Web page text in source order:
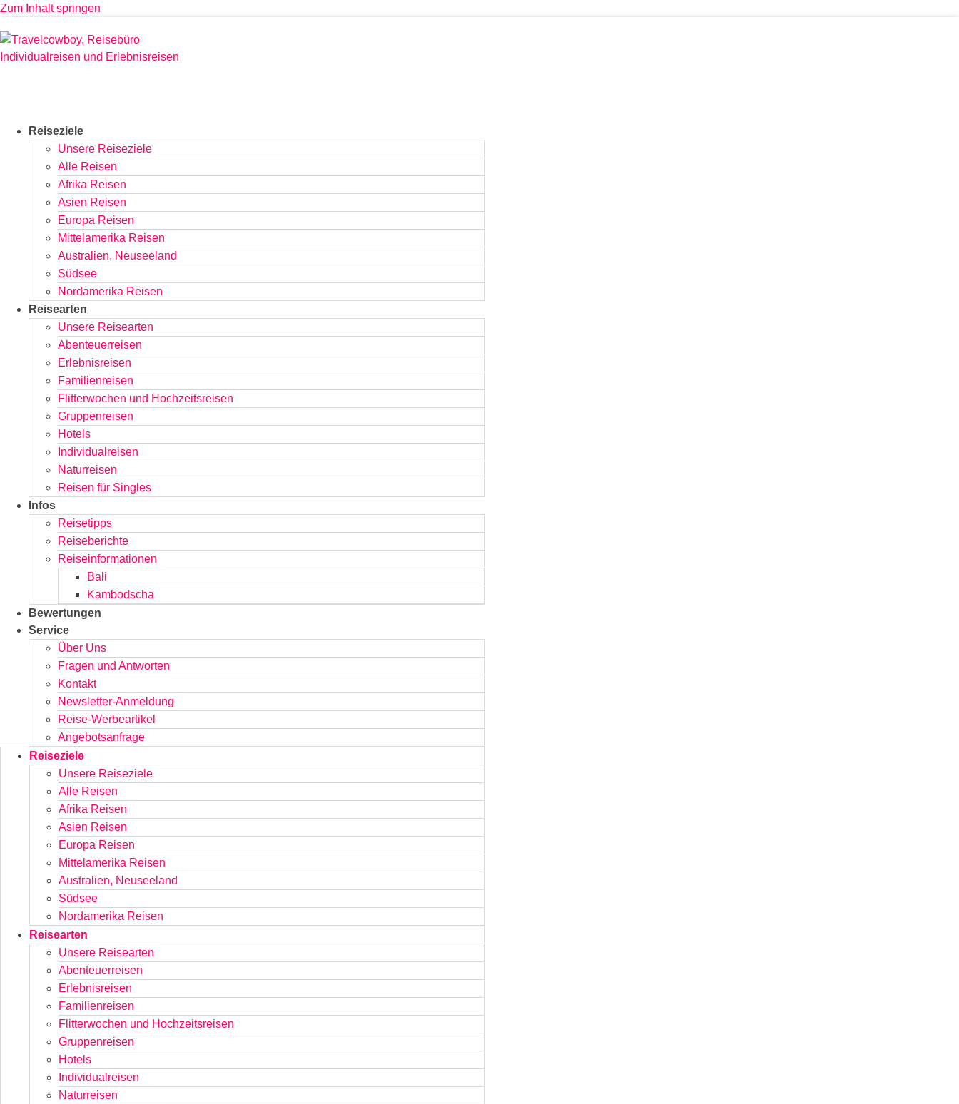
Zum Inhalt springen
Reiseziele
Unsere Reiseziele
Alle Reisen
Afrika Reisen
Asien Reisen
Europa Reisen
Mittelamerika Reisen
Australien, Neuseeland
Südsee
Nordamerika Reisen
Reisearten
Unsere Reisearten
Abenteuerreisen
Erlebnisreisen
Familienreisen
Flitterwochen und Hochzeitsreisen
Gruppenreisen
Hotels
Individualreisen
Naturreisen
Reisen für Singles
Infos
Reisetipps
Reiseberichte
Reiseinformationen
Bali
Kambodscha
Bewertungen
Service
Über Uns
Fragen und Antworten
Kontakt
Newsletter-Anmeldung
Reise-Werbeartikel
Angebotsanfrage
Reiseziele
Unsere Reiseziele
Alle Reisen
Afrika Reisen
Asien Reisen
Europa Reisen
Mittelamerika Reisen
Australien, Neuseeland
Südsee
Nordamerika Reisen
Reisearten
Unsere Reisearten
Abenteuerreisen
Erlebnisreisen
Familienreisen
Flitterwochen und Hochzeitsreisen
Gruppenreisen
Hotels
Individualreisen
Naturreisen